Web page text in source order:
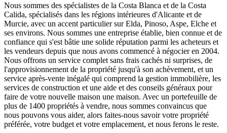
Nous sommes des spécialistes de la Costa Blanca et de la Costa
Calida, spécialisés dans les régions intérieures d'Alicante et de
Murcie, avec un accent particulier sur Elda, Pinoso, Aspe, Elche et
ses environs. Nous sommes une entreprise établie, bien connue et de
confiance qui s'est bâtie une solide réputation parmi les acheteurs et
les vendeurs depuis que nous avons commencé à négocier en 2004.
Nous offrons un service complet sans frais cachés ni surprises, de
l'approvisionnement de la propriété jusqu'à son achèvement, et un
service après-vente inégalé qui comprend la gestion immobilière, les
services de construction et une aide et des conseils généraux pour
faire de votre nouvelle maison une maison. Avec un portefeuille de
plus de 1400 propriétés à vendre, nous sommes convaincus que
nous pouvons vous aider, alors faites-nous savoir votre propriété
préférée, votre budget et votre emplacement, et nous ferons le reste.